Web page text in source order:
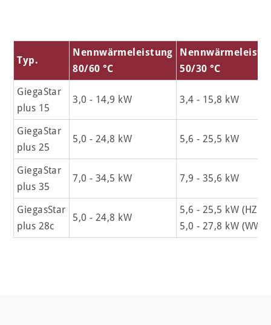
Typ.
Nennwärmeleistung
80/60 °C
50/30 °C
GiegaStar
plus 15
3,0 - 14,9 kW 3,4 - 15,8 kW
GiegaStar
plus 25
5,0 - 24,8 kW 5,6 - 25,5 kW
GiegaStar
plus 35
7,0 - 34,5 kW 7,9 - 35,6 kW
GiegasStar
plus 28c
5,0 - 24,8 kW
5,6 - 25,5 kW (HZ)
5,0 - 27,8 kW (WW)